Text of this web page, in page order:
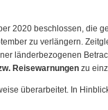
2020 beschlossen, die
zu verlängern.
länderbezogenen
Reisewarnungen zu
überarbeitet. In